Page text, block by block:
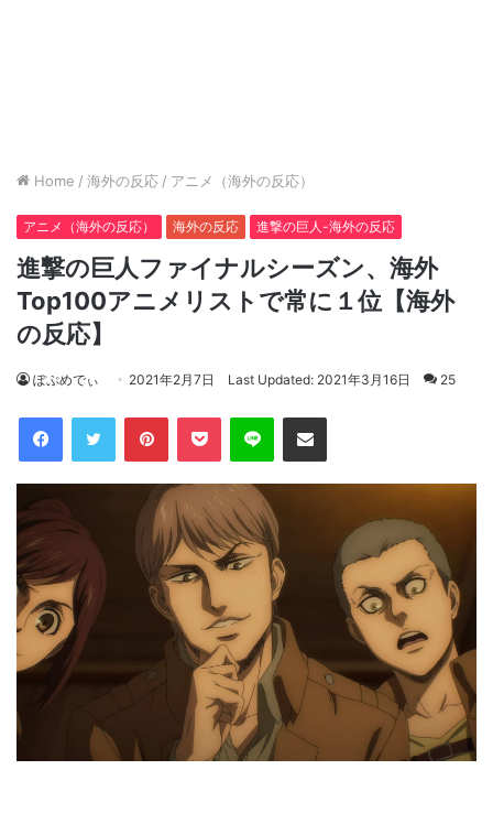
Home / 海外の反応 / アニメ（海外の反応）
アニメ（海外の反応） 海外の反応 進撃の巨人-海外の反応
進撃の巨人ファイナルシーズン、海外
Top100アニメリストで常に１位【海外
の反応】
ぽぷめでぃ 2021年2月7日 Last Updated: 2021年3月16日 25
FacebookTwitter PinterestPocket Line Share via Email